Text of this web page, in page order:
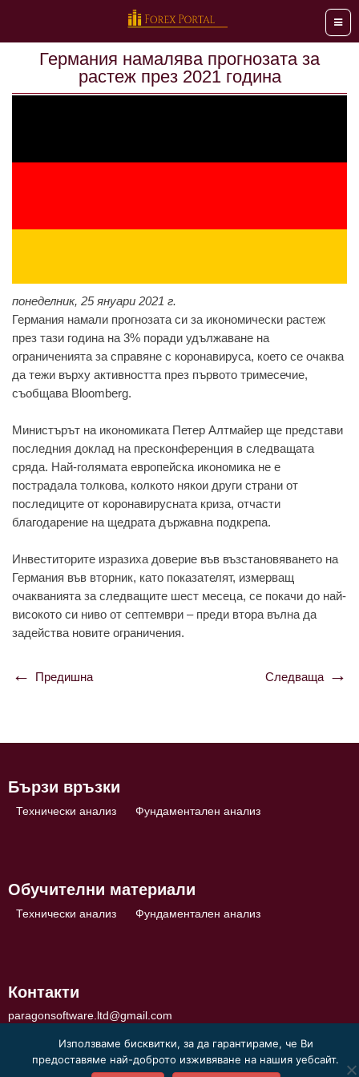
Меню
Германия намалява прогнозата за
растеж през 2021 година
понеделник, 25 януари 2021 г.
Германия намали прогнозата си за икономически растеж
през тази година на 3% поради удължаване на
ограниченията за справяне с коронавируса, което се очаква
да тежи върху активността през първото тримесечие,
съобщава Bloomberg.
Министърът на икономиката Петер Алтмайер ще представи
последния доклад на пресконференция в следващата
сряда. Най-голямата европейска икономика не е
пострадала толкова, колкото някои други страни от
последиците от коронавирусната криза, отчасти
благодарение на щедрата държавна подкрепа.
Инвеститорите изразиха доверие във възстановяването на
Германия във вторник, като показателят, измерващ
очакванията за следващите шест месеца, се покачи до най-
високото си ниво от септември – преди втора вълна да
задейства новите ограничения.
Навигация
Предишна Следваща
Бързи връзки
Технически анализ Фундаментален анализ
Обучителни материали
Технически анализ Фундаментален анализ
Контакти
paragonsoftware.ltd@gmail.com
Използваме бисквитки, за да гарантираме, че Ви
предоставяме най-доброто изживяване на нашия уебсайт.